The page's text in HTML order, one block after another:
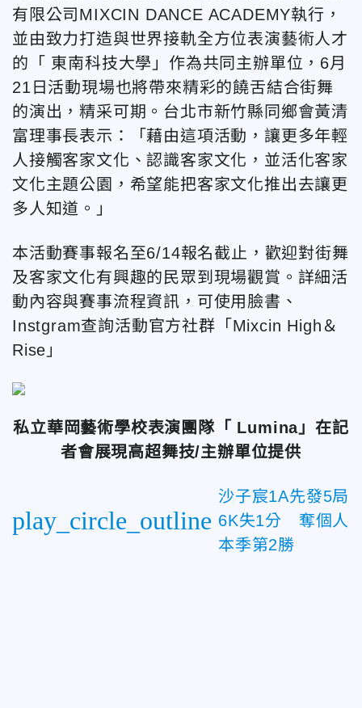
有限公司MIXCIN DANCE ACADEMY執行，
並由致力打造與世界接軌全方位表演藝術人才
的「 東南科技大學」作為共同主辦單位，6月
21日活動現場也將帶來精彩的饒舌結合街舞
的演出，精采可期。台北市新竹縣同鄉會黃清
富理事長表示：「藉由這項活動，讓更多年輕
人接觸客家文化、認識客家文化，並活化客家
文化主題公園，希望能把客家文化推出去讓更
多人知道。」
本活動賽事報名至6/14報名截止，歡迎對街舞
及客家文化有興趣的民眾到現場觀賞。詳細活
動內容與賽事流程資訊，可使用臉書、
Instgram查詢活動官方社群「Mixcin High＆
Rise」
私立華岡藝術學校表演團隊「 Lumina」在記
者會展現高超舞技/主辦單位提供
play_circle_outline
沙子宸1A先發5局
6K失1分 奪個人
本季第2勝